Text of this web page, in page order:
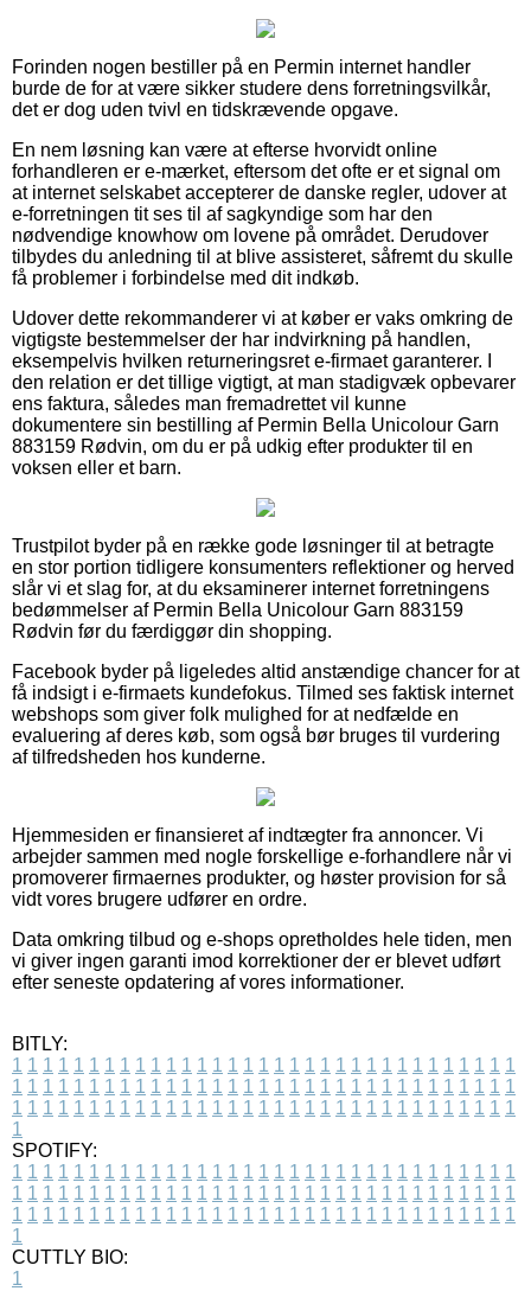
Forinden nogen bestiller på en Permin internet handler
burde de for at være sikker studere dens forretningsvilkår,
det er dog uden tvivl en tidskrævende opgave.
En nem løsning kan være at efterse hvorvidt online
forhandleren er e-mærket, eftersom det ofte er et signal om
at internet selskabet accepterer de danske regler, udover at
e-forretningen tit ses til af sagkyndige som har den
nødvendige knowhow om lovene på området. Derudover
tilbydes du anledning til at blive assisteret, såfremt du skulle
få problemer i forbindelse med dit indkøb.
Udover dette rekommanderer vi at køber er vaks omkring de
vigtigste bestemmelser der har indvirkning på handlen,
eksempelvis hvilken returneringsret e-firmaet garanterer. I
den relation er det tillige vigtigt, at man stadigvæk opbevarer
ens faktura, således man fremadrettet vil kunne
dokumentere sin bestilling af Permin Bella Unicolour Garn
883159 Rødvin, om du er på udkig efter produkter til en
voksen eller et barn.
Trustpilot byder på en række gode løsninger til at betragte
en stor portion tidligere konsumenters reflektioner og herved
slår vi et slag for, at du eksaminerer internet forretningens
bedømmelser af Permin Bella Unicolour Garn 883159
Rødvin før du færdiggør din shopping.
Facebook byder på ligeledes altid anstændige chancer for at
få indsigt i e-firmaets kundefokus. Tilmed ses faktisk internet
webshops som giver folk mulighed for at nedfælde en
evaluering af deres køb, som også bør bruges til vurdering
af tilfredsheden hos kunderne.
Hjemmesiden er finansieret af indtægter fra annoncer. Vi
arbejder sammen med nogle forskellige e-forhandlere når vi
promoverer firmaernes produkter, og høster provision for så
vidt vores brugere udfører en ordre.
Data omkring tilbud og e-shops opretholdes hele tiden, men
vi giver ingen garanti imod korrektioner der er blevet udført
efter seneste opdatering af vores informationer.
BITLY:
1 1 1 1 1 1 1 1 1 1 1 1 1 1 1 1 1 1 1 1 1 1 1 1 1 1 1 1 1 1 1 1 1
1 1 1 1 1 1 1 1 1 1 1 1 1 1 1 1 1 1 1 1 1 1 1 1 1 1 1 1 1 1 1 1 1
1 1 1 1 1 1 1 1 1 1 1 1 1 1 1 1 1 1 1 1 1 1 1 1 1 1 1 1 1 1 1 1 1
1
SPOTIFY:
1 1 1 1 1 1 1 1 1 1 1 1 1 1 1 1 1 1 1 1 1 1 1 1 1 1 1 1 1 1 1 1 1
1 1 1 1 1 1 1 1 1 1 1 1 1 1 1 1 1 1 1 1 1 1 1 1 1 1 1 1 1 1 1 1 1
1 1 1 1 1 1 1 1 1 1 1 1 1 1 1 1 1 1 1 1 1 1 1 1 1 1 1 1 1 1 1 1 1
1
CUTTLY BIO:
1